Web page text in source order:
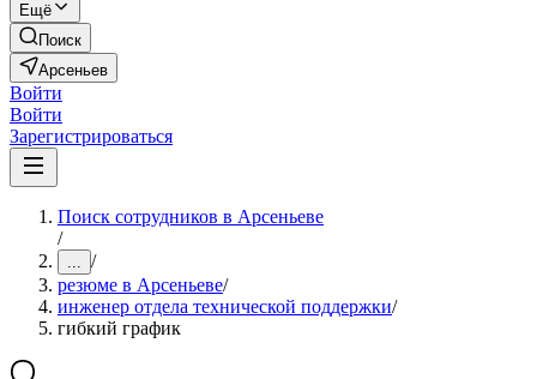
Ещё
Поиск
Арсеньев
Войти
Войти
Зарегистрироваться
Поиск сотрудников в Арсеньеве
/
... /
резюме в Арсеньеве/
инженер отдела технической поддержки/
гибкий график